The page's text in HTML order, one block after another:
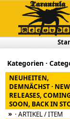
Kategorien ·
NEUHEITEN,
DEMNÄCHST · NEW
RELEASES,
SOON, BACK IN
» · ARTIKEL / ITEM